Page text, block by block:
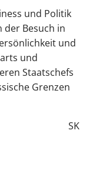
und Politik
Besuch in
und
und
Staatschefs
Grenzen
SK